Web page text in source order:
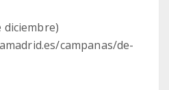
diciembre)
campanas/de-